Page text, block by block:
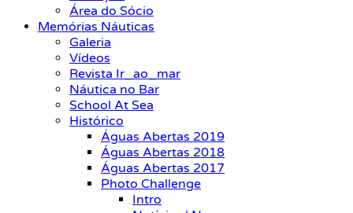
Área do Sócio
Memórias Náuticas
Galeria
Vídeos
Revista Ir_ao_mar
Náutica no Bar
School At Sea
Histórico
Águas Abertas 2019
Águas Abertas 2018
Águas Abertas 2017
Photo Challenge
Intro